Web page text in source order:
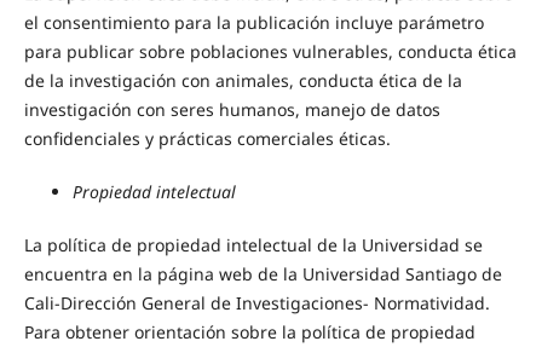
el consentimiento para la publicación incluye parámetro
para publicar sobre poblaciones vulnerables, conducta ética
de la investigación con animales, conducta ética de la
investigación con seres humanos, manejo de datos
confidenciales y prácticas comerciales éticas.
Propiedad intelectual
La política de propiedad intelectual de la Universidad se
encuentra en la página web de la Universidad Santiago de
Cali-Dirección General de Investigaciones- Normatividad.
Para obtener orientación sobre la política de propiedad